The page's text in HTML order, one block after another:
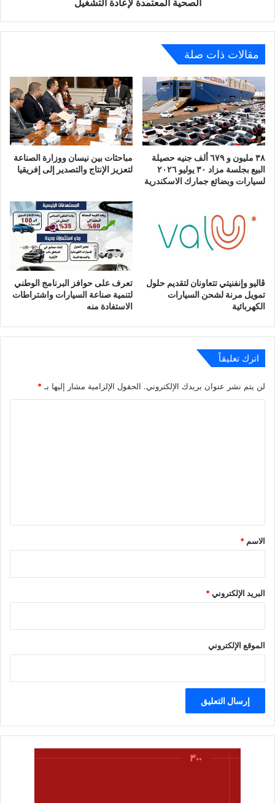
مقالات ذات صلة
٣٨ مليون و ٦٧٩ ألف جنيه حصيلة
البيع بجلسة مزاد ٣٠ يوليو ٢٠٢٦
لسيارات وبضائع جمارك الاسكندرية
مباحثات بين نيسان ووزارة الصناعة
لتعزيز الإنتاج والتصدير إلى إفريقيا
ڤاليو وإنفنيتي تتعاونان لتقديم حلول
تمويل مرنة لشحن السيارات
الكهربائية
تعرف على حوافز البرنامج الوطني
لتنمية صناعة السيارات واشتراطات
الاستفادة منه
اترك تعليقاً
لن يتم نشر عنوان بريدك الإلكتروني. الحقول الإلزامية مشار إليها بـ*
*
الاسم *
البريد الإلكتروني*
الموقع الإلكتروني